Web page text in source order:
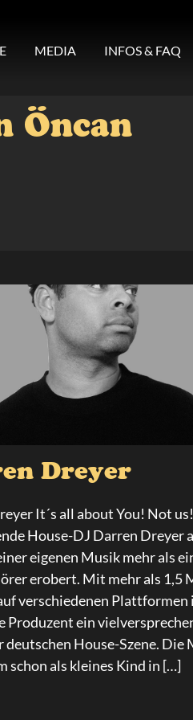
MEDIA INFOS & FAQ
Öncan
Dreyer
It´s all about You! Not
House-DJ Darren Dreyer
eigenen Musik mehr als
erobert. Mit mehr als 1,5
verschiedenen Plattformen
Produzent ein
deutschen House-Szene. Die
schon als kleines Kind in […]